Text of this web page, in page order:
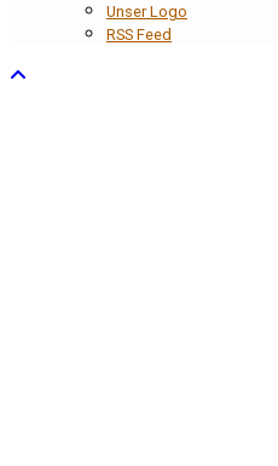
Unser Logo
RSS Feed